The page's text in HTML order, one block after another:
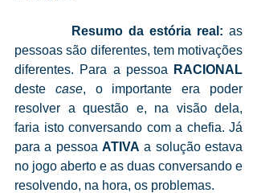
Resumo da estória real: as
pessoas são diferentes, tem motivações
diferentes. Para a pessoa
deste case, o importante era poder
resolver a questão e, na visão dela,
faria isto conversando com a chefia. Já
para a pessoa ATIVA a solução estava
no jogo aberto e as duas conversando e
resolvendo, na hora, os problemas.